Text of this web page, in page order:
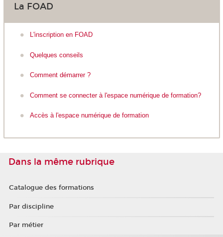
La FOAD
L'inscription en FOAD
Quelques conseils
Comment démarrer ?
Comment se connecter à l'espace numérique de formation?
Accès à l'espace numérique de formation
Dans la même rubrique
Catalogue des formations
Par discipline
Par métier